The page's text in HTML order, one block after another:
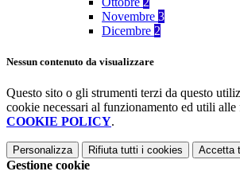
Novembre 3
Dicembre 2
Nessun contenuto da visualizzare
Questo sito o gli strumenti terzi da questo
cookie necessari al funzionamento ed utili
COOKIE POLICY.
Personalizza Rifiuta tutti i cookies Accetta
Gestione cookie